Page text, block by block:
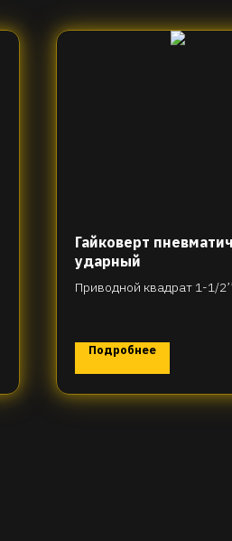
Гайковерт
ударный
Приводной квадрат 1-1/
Подробнее